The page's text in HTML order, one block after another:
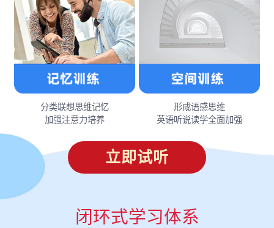
分类联想思维记忆
加强注意力培养
形成语感思维
英语听说读学全面加强
立即试听
闭环式学习体系